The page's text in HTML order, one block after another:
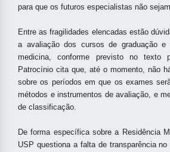
para que os futuros especialistas não
Entre as fragilidades elencadas estão
a avaliação dos cursos de graduação e
medicina, conforme previsto no texto
Patrocínio cita que, até o momento, não
sobre os períodos em que os exames
métodos e instrumentos de avaliação, e
de classificação.
De forma específica sobre a Residência
USP questiona a falta de transparência